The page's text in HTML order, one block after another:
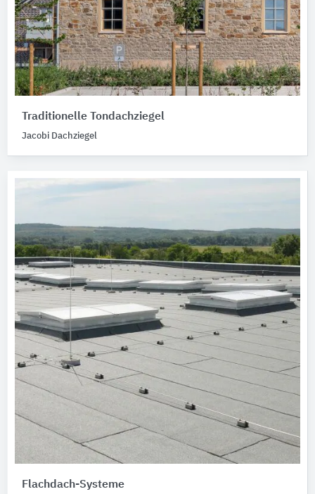
Traditionelle Tondachziegel
Jacobi Dachziegel
Flachdach-Systeme